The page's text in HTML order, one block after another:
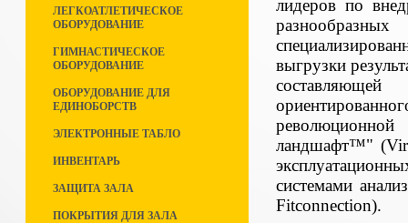
ЛЕГКОАТЛЕТИЧЕСКОЕ
ОБОРУДОВАНИЕ
ГИМНАСТИЧЕСКОЕ
ОБОРУДОВАНИЕ
ОБОРУДОВАНИЕ ДЛЯ
ЕДИНОБОРСТВ
ЭЛЕКТРОННЫЕ ТАБЛО
ИНВЕНТАРЬ
ЗАЩИТА ЗАЛА
ПОКРЫТИЯ ДЛЯ ЗАЛА
лидеров по
выгрузки
ландшафт™"
системами
Fitconnection).